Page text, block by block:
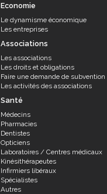
Economie
Le dynamisme économique
Les entreprises
Associations
Les associations
Les droits et obligations
Faire une demande de subvention
Les activités des associations
Santé
Médecins
Pharmacies
Dentistes
Opticiens
Laboratoires / Centres médicaux
Kinésithérapeutes
Infirmiers libéraux
Spécialistes
Autres